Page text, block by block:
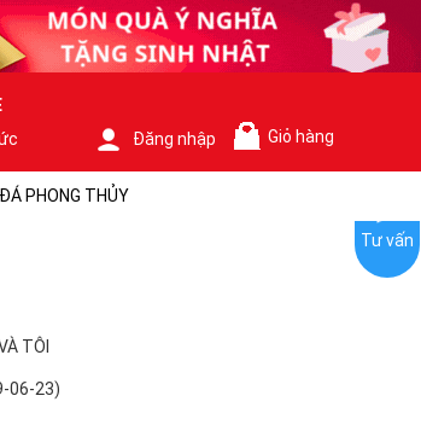
Đăng nhập Giỏ hàng
ĐÁ PHONG THỦY
TÔI
06-23)
Tư vấn